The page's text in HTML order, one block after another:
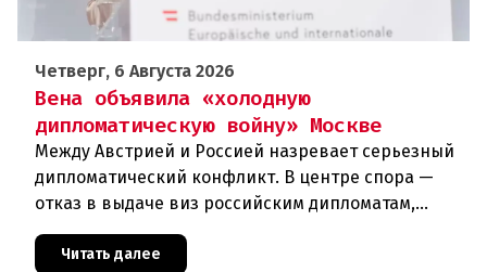
Четверг, 6 Августа 2026
Вена объявила «холодную
дипломатическую войну» Москве
Между Австрией и Россией назревает серьезный
дипломатический конфликт. В центре спора —
отказ в выдаче виз российским дипломатам,
международных организаций, которые
Читать далее